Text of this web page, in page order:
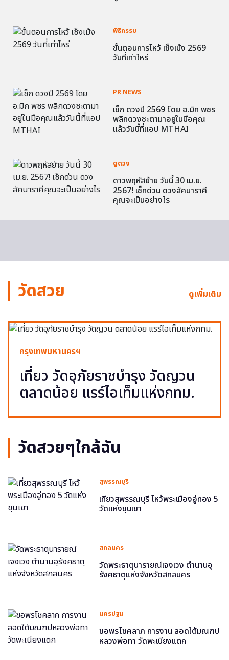
พิธีกรรม
ขั้นตอนการไหว้ เช็งเม้ง 2569
วันที่เท่าไหร่
PR NEWS
เช็ก ดวงปี 2569 โดย อ.มิก พชร
พลิกดวงชะตามาอยู่ในมือคุณ
แล้ววันนี้ที่แอป MTHAI
ดูดวง
ดาวพฤหัสย้าย วันนี้ 30 เม.ย.
2567! เช็กด่วน ดวงลัคนาราศี
คุณจะเป็นอย่างไร
วัดสวย ดูเพิ่มเติม
กรุงเทพมหานครฯ
เที่ยว วัดอุภัยราชบำรุง วัดญวน
ตลาดน้อย แรร์ไอเท็มแห่งกทม.
วัดสวยๆใกล้ฉัน
สุพรรณบุรี
เที่ยวสุพรรณบุรี ไหว้พระเมืองอู่ทอง 5
วัดแห่งขุนเขา
สกลนคร
วัดพระธาตุนารายณ์เจงเวง ตำนานอุ
รังคธาตุแห่งจังหวัดสกลนคร
นครปฐม
ขอพรโชคลาภ การงาน ลอดใต้มณฑป
หลวงพ่อทา วัดพะเนียงแตก